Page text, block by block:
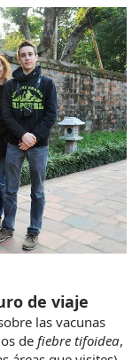
de viaje
las vacunas
de fiebre tifoidea